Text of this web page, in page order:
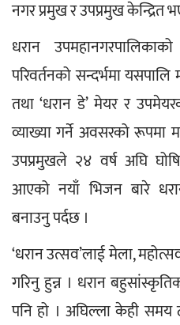
नगर प्रमुख र उपप्रमुख केन्द्रित
धरान
परिवर्तनको सन्दर्भमा
तथा ‘धरान डे’ मेयर र
व्याख्या गर्ने अवसरको रूपमा
उपप्रमुखले २४ वर्ष अघि
आएको नयाँ भिजन बारे
बनाउनु पर्दछ ।
‘धरान उत्सव’लाई मेला,
गरिनु हुन्न । धरान
पनि हो । अघिल्ला केही समय